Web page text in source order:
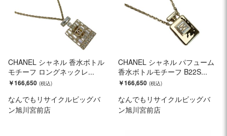
CHANEL シャネル 香水ボトル
モチーフ ロングネックレ...
￥166,650
なんでもリサイクルビッグバ
ン旭川宮前店
CHANEL シャネル パフューム
香水ボトルモチーフ B22S...
￥166,650
なんでもリサイクルビッグバ
ン旭川宮前店